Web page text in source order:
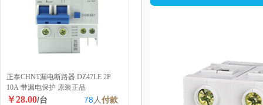
正泰CHNT漏电断路器 DZ47LE 2P
10A 带漏电保护 原装正品
￥28.00/台 78 人付款